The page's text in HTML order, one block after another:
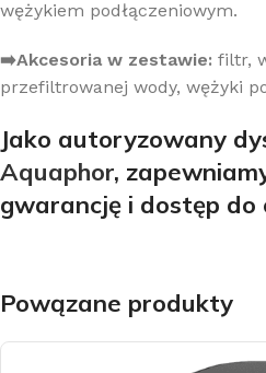
wężykiem podłączeniowym.
➡️Akcesoria w zestawie: filtr,
przefiltrowanej wody, wężyki
Jako autoryzowany
Aquaphor,
gwarancję i dostęp do
Powązane produkty